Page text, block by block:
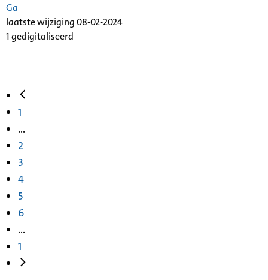
Ga
laatste wijziging 08-02-2024
1 gedigitaliseerd
1
...
2
3
4
5
6
...
1